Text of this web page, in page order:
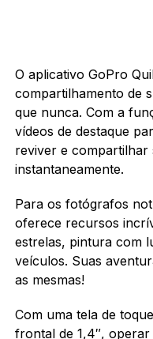
O aplicativo GoPro
compartilhamento de
que nunca. Com a
vídeos de destaque
reviver e compartilhar
instantaneamente.
Para os fotógrafos
oferece recursos
estrelas, pintura com
veículos. Suas
as mesmas!
Com uma tela de
frontal de 1,4″,